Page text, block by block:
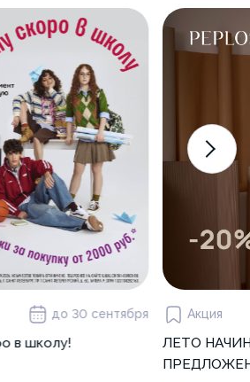
до 30 сентября
в школу!
Акция
ЛЕТО